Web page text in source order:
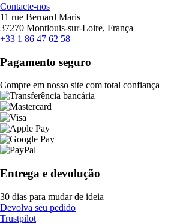
Contacte-nos
11 rue Bernard Maris
37270 Montlouis-sur-Loire, França
+33 1 86 47 62 58
Pagamento seguro
Compre em nosso site com total confiança
Entrega e devolução
30 dias para mudar de ideia
Devolva seu pedido
Trustpilot